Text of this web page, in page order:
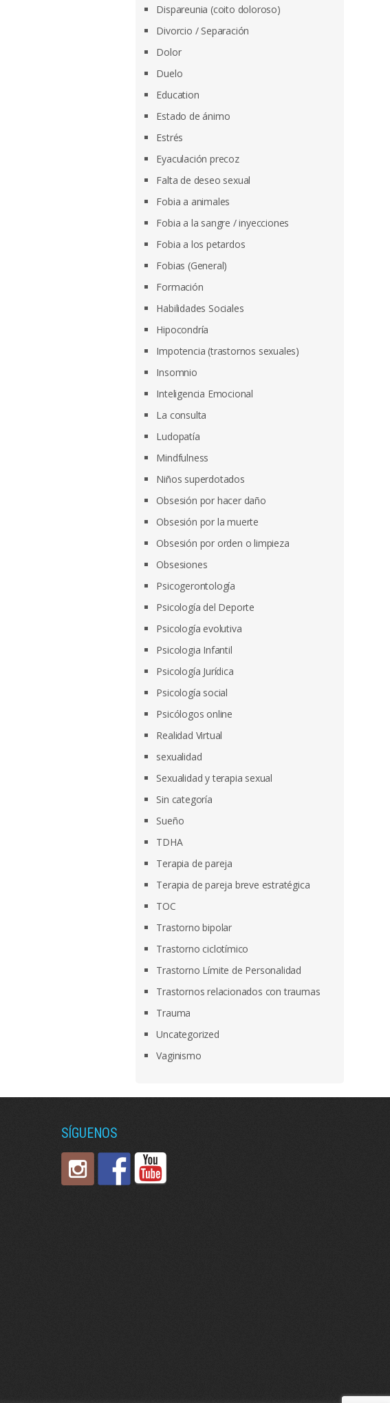
Dispareunia (coito doloroso)
Divorcio / Separación
Dolor
Duelo
Education
Estado de ánimo
Estrés
Eyaculación precoz
Falta de deseo sexual
Fobia a animales
Fobia a la sangre / inyecciones
Fobia a los petardos
Fobias (General)
Formación
Habilidades Sociales
Hipocondría
Impotencia (trastornos sexuales)
Insomnio
Inteligencia Emocional
La consulta
Ludopatía
Mindfulness
Niños superdotados
Obsesión por hacer daño
Obsesión por la muerte
Obsesión por orden o limpieza
Obsesiones
Psicogerontología
Psicología del Deporte
Psicología evolutiva
Psicologia Infantil
Psicología Jurídica
Psicología social
Psicólogos online
Realidad Virtual
sexualidad
Sexualidad y terapia sexual
Sin categoría
Sueño
TDHA
Terapia de pareja
Terapia de pareja breve estratégica
TOC
Trastorno bipolar
Trastorno ciclotímico
Trastorno Límite de Personalidad
Trastornos relacionados con traumas
Trauma
Uncategorized
Vaginismo
SÍGUENOS